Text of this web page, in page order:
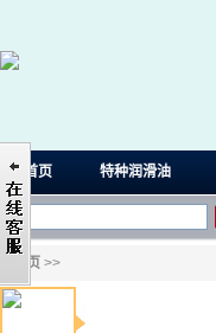
首页 特种润滑油
首页 >>